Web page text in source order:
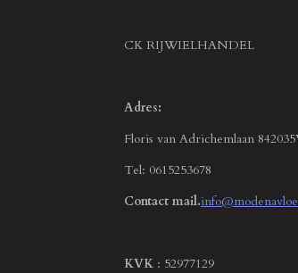
CK RIJWIELHANDEL
Adres:
Floris van Adrichemlaan
Tel: 0615253678
Contact mail.
KVK : 52977129